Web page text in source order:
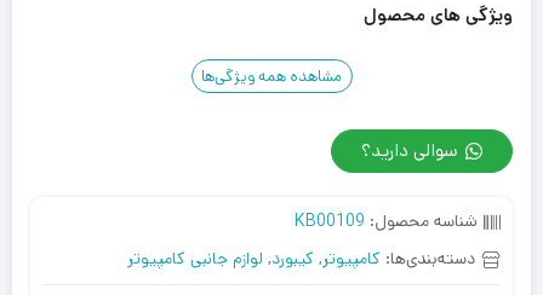
ویژگی های محصول
مشاهده همه ویژگی‌ها
سوالی دارید؟
شناسه محصول: KB00109
دسته‌بندی‌ها: کامپیوتر, کیبورد, لوازم جانبی کامپیوتر